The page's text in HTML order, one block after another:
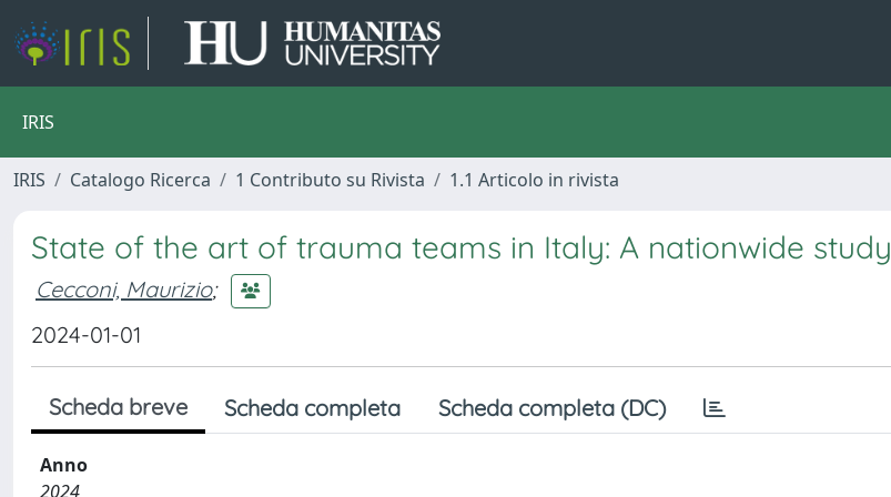
IRIS
IRIS Catalogo Ricerca 1 Contributo su Rivista 1.1 Articolo in rivista
State of the art of trauma teams in Italy: A nationwide study
Cecconi, Maurizio;
2024-01-01
Scheda breve Scheda completa Scheda completa (DC)
Anno
2024